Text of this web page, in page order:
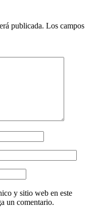
publicada. Los campos
y sitio web en este
un comentario.